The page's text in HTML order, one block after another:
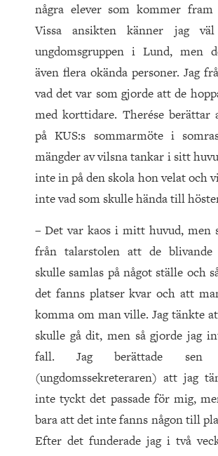
några elever som kommer fram
Vissa ansikten känner jag
ungdomsgruppen i Lund, men
även flera okända personer. Jag
vad det var som gjorde att de
med korttidare. Therése
på KUS:s sommarmöte i
mängder av vilsna tankar i sitt
inte in på den skola hon velat och
inte vad som skulle hända till
– Det var kaos i mitt huvud, men
från talarstolen att de blivande
skulle samlas på något ställe och
det fanns platser kvar och att
komma om man ville. Jag tänkte
skulle gå dit, men så gjorde jag
fall. Jag berättade
(ungdomssekreteraren) att jag
inte tyckt det passade för mig,
bara att det inte fanns någon till
Efter det funderade jag i två